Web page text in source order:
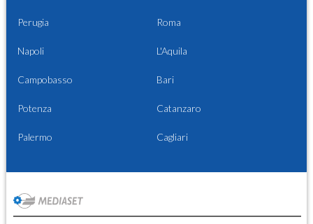
Perugia Roma
Napoli L'Aquila
Campobasso Bari
Potenza Catanzaro
Palermo Cagliari